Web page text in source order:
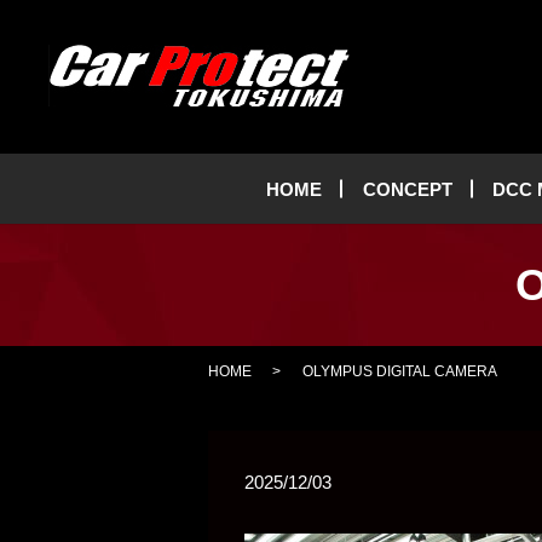
HOME CONCEPT DCC
HOME OLYMPUS DIGITAL CAMERA
2025/12/03